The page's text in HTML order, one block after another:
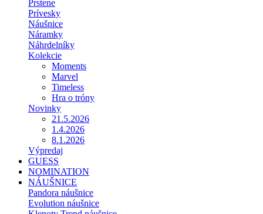
Prstene
Prívesky
Náušnice
Náramky
Náhrdelníky
Kolekcie
Moments
Marvel
Timeless
Hra o tróny
Novinky
21.5.2026
1.4.2026
8.1.2026
Výpredaj
GUESS
NOMINATION
NÁUŠNICE
Pandora náušnice
Evolution náušnice